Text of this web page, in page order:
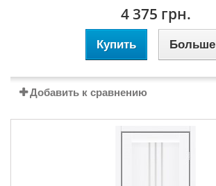
4 375 грн.
Купить Больше
Добавить к сравнению